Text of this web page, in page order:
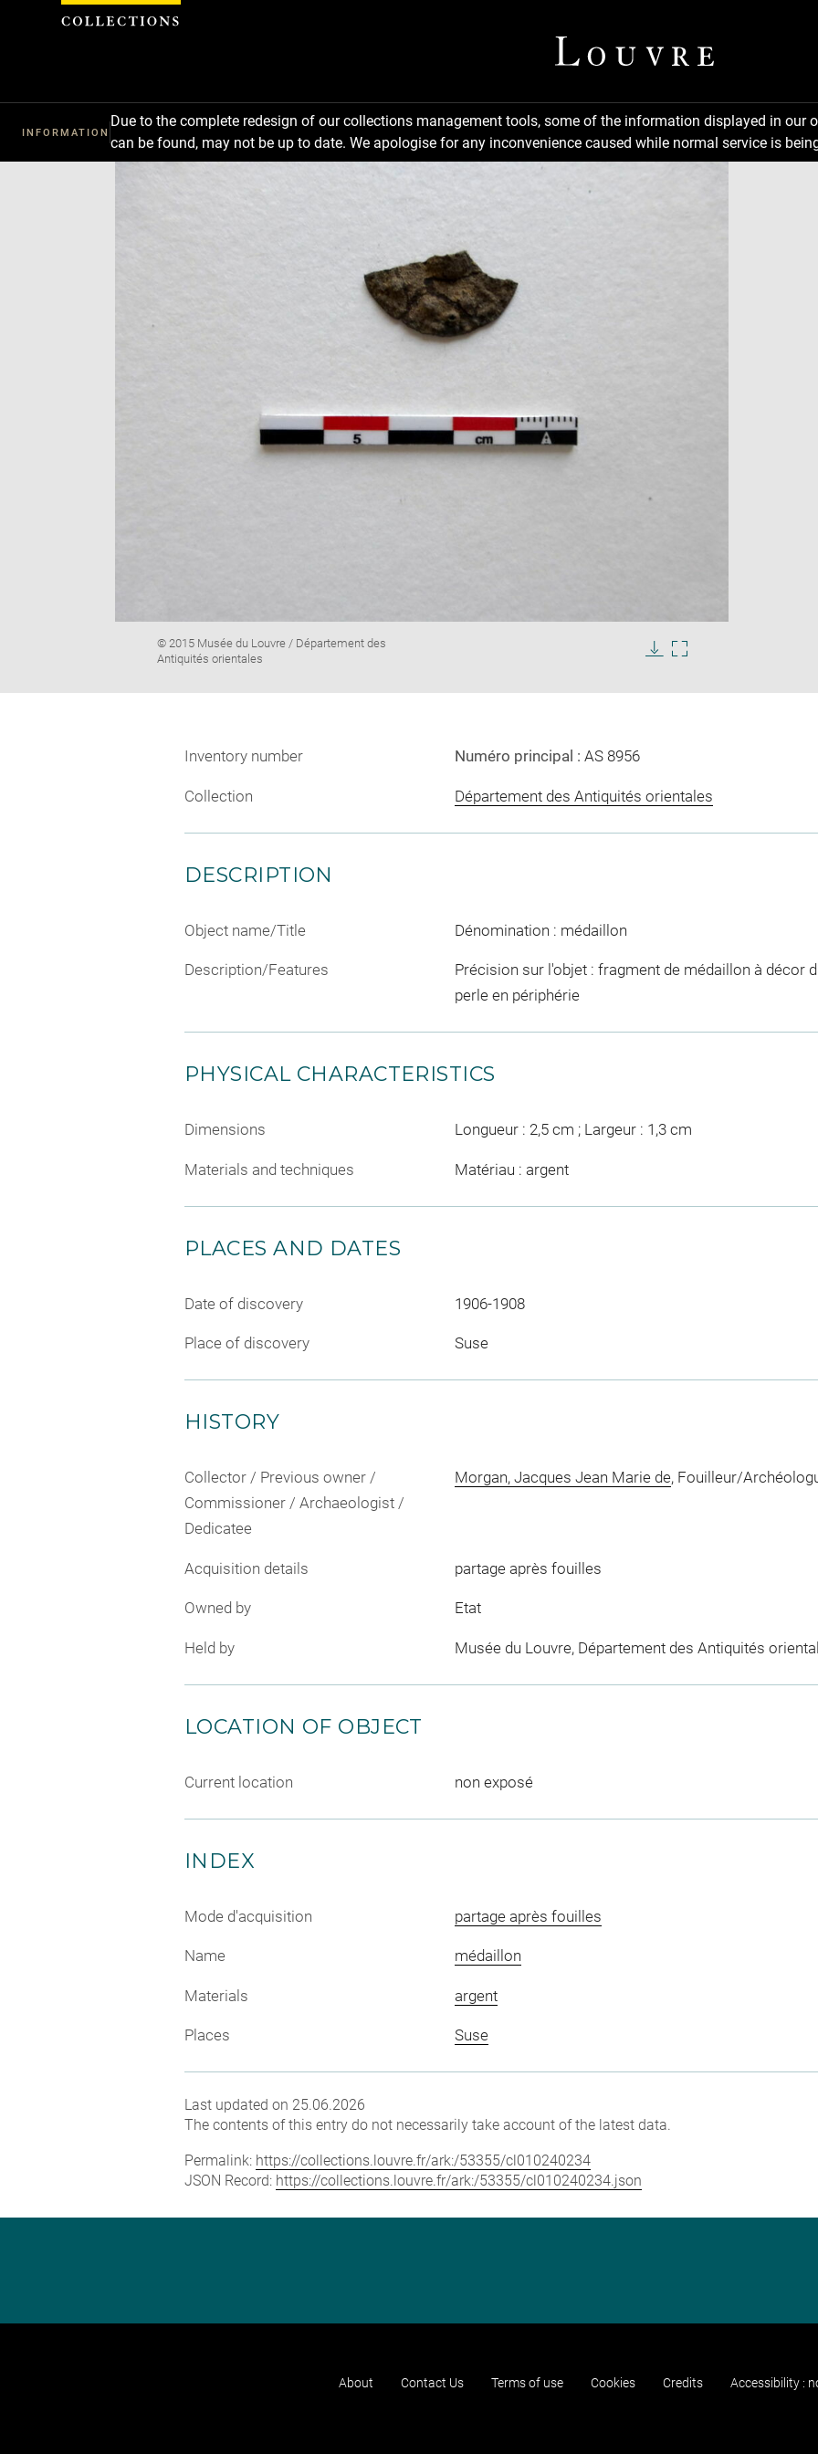
INFORMATION
Due to the complete redesign of our collections management tools, some of the information displayed in
can be found, may not be up to date. We apologise for any inconvenience caused while normal service is
Image
caption:
© 2015 Musée du Louvre / Département des
Antiquités orientales
Inventory number Numéro principal : AS 8956
Collection Département des Antiquités orientales
DESCRIPTION
Object name/Title Dénomination : médaillon
Description/Features
Précision sur l'objet : fragment de médaillon à décor
perle en périphérie
PHYSICAL CHARACTERISTICS
Dimensions Longueur : 2,5 cm ; Largeur : 1,3 cm
Materials and techniques Matériau : argent
PLACES AND DATES
Date of discovery 1906-1908
Place of discovery Suse
HISTORY
Collector / Previous owner /
Commissioner / Archaeologist /
Dedicatee
Morgan, Jacques Jean Marie de, Fouilleur/
Acquisition details partage après fouilles
Owned by Etat
Held by Musée du Louvre, Département des Antiquités
LOCATION OF OBJECT
Current location non exposé
INDEX
Mode d'acquisition partage après fouilles
Name médaillon
Materials argent
Places Suse
Last updated on 25.06.2026
The contents of this entry do not necessarily take account of the latest data.
Permalink: https://collections.louvre.fr/ark:/53355/cl010240234
JSON Record: https://collections.louvre.fr/ark:/53355/cl010240234.json
About Contact Us Terms of use Cookies Credits Accessibility :
Cookies management panel